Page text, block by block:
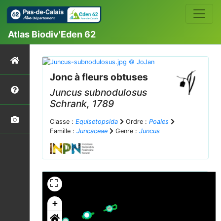
Atlas Biodiv'Eden 62
Jonc à fleurs obtuses
Juncus subnodulosus
Schrank, 1789
Classe : Equisetopsida Ordre : Poales
Famille : Juncaceae Genre : Juncus
+